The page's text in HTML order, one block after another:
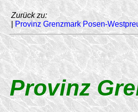
Zurück zu:
| Provinz Grenzmark Posen-
Provinz